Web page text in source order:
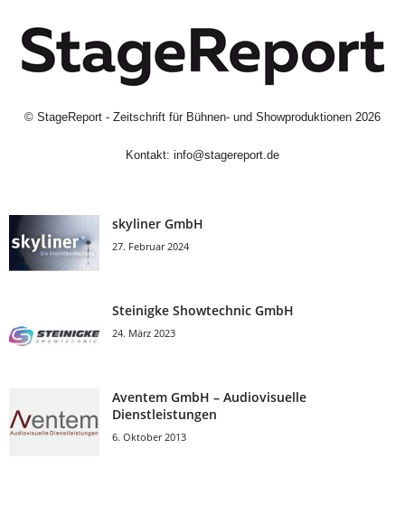
© StageReport - Zeitschrift für Bühnen- und Showproduktionen 2026
Kontakt: info@stagereport.de
skyliner GmbH
27. Februar 2024
Steinigke Showtechnic GmbH
24. März 2023
Aventem GmbH – Audiovisuelle
Dienstleistungen
6. Oktober 2013